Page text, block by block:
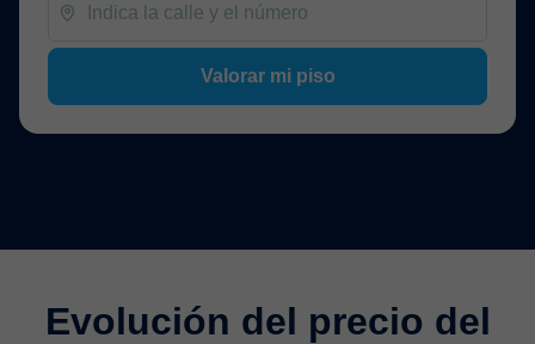
Valorar mi piso
Evolución del precio del